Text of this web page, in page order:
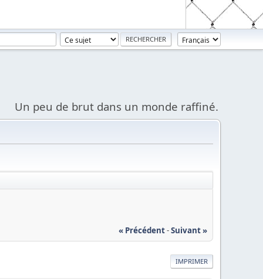
Un peu de brut dans un monde raffiné.
« Précédent-Suivant »
IMPRIMER